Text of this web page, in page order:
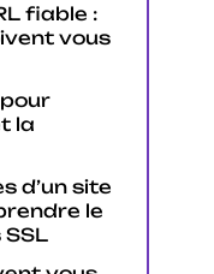
fiable :
vous
la
d’un site
le